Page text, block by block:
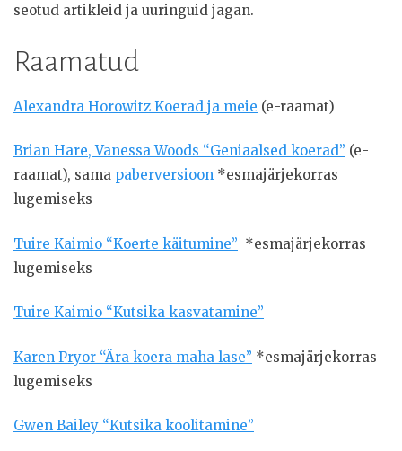
seotud artikleid ja uuringuid jagan.
Raamatud
Alexandra Horowitz Koerad ja meie (e-raamat)
Brian Hare,Vanessa Woods “Geniaalsed koerad” (e-
raamat), sama paberversioon *esmajärjekorras
lugemiseks
Tuire Kaimio “Koerte käitumine” *esmajärjekorras
lugemiseks
Tuire Kaimio “Kutsika kasvatamine”
Karen Pryor “Ära koera maha lase” *esmajärjekorras
lugemiseks
Gwen Bailey “Kutsika koolitamine”